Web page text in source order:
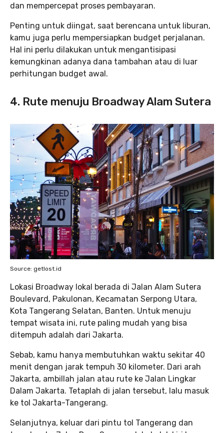
dan mempercepat proses pembayaran.
Penting untuk diingat, saat berencana untuk liburan,
kamu juga perlu mempersiapkan budget perjalanan.
Hal ini perlu dilakukan untuk mengantisipasi
kemungkinan adanya dana tambahan atau di luar
perhitungan budget awal.
4. Rute menuju Broadway Alam Sutera
Source: getlost.id
Lokasi Broadway lokal berada di Jalan Alam Sutera
Boulevard, Pakulonan, Kecamatan Serpong Utara,
Kota Tangerang Selatan, Banten. Untuk menuju
tempat wisata ini, rute paling mudah yang bisa
ditempuh adalah dari Jakarta.
Sebab, kamu hanya membutuhkan waktu sekitar 40
menit dengan jarak tempuh 30 kilometer. Dari arah
Jakarta, ambillah jalan atau rute ke Jalan Lingkar
Dalam Jakarta. Tetaplah di jalan tersebut, lalu masuk
ke tol Jakarta-Tangerang.
Selanjutnya, keluar dari pintu tol Tangerang dan